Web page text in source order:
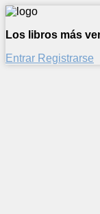
Los libros más
Entrar Registrarse